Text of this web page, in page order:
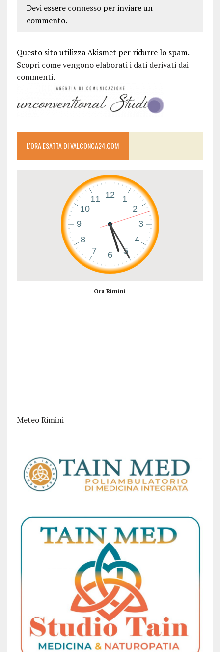
Devi essere connessoper inviare un
commento.
Questo sito utilizza Akismet per ridurre lo spam.
Scopri come vengono elaborati i dati derivati dai
commenti.
L’ORA ESATTA DI VALCONCA24.COM
Ora Rimini
Meteo Rimini